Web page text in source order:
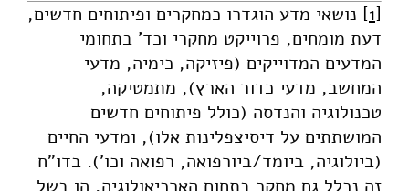
[1]
נושאי מדע הוגדרו כמחקרים ופיתוחים חדשים,
דעת מומחים, פרוייקט מחקרי וכד' בתחומי
המדעים המדוייקים (פיזיקה, כימיה, מדעי
המחשב, מדעי כדור הארץ), מתמטיקה,
טכנולוגיה והנדסה (כולל פיתוחים חדשים
המושתתים על דיסיצפלינות אלו), ומדעי החיים
(ביולוגיה, ביומד/ביורפואה, רפואה וכו'). בדו"ח
זה נכלל גם מחקר בתחום הארכיאולוגיה, הן בשל